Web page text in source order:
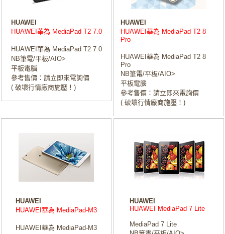
HUAWEI
HUAWEI華為 MediaPad T2 7.0
HUAWEI華為 MediaPad T2 7.0
NB筆電/平板/AIO>
平板電腦
參考售價：請立即來電詢價
( 破壞行情廠商施壓！)
HUAWEI
HUAWEI華為 MediaPad T2 8
Pro
HUAWEI華為 MediaPad T2 8
Pro
NB筆電/平板/AIO>
平板電腦
參考售價：請立即來電詢價
( 破壞行情廠商施壓！)
HUAWEI
HUAWEI華為 MediaPad-M3
HUAWEI華為 MediaPad-M3
HUAWEI
HUAWEI MediaPad 7 Lite
MediaPad 7 Lite